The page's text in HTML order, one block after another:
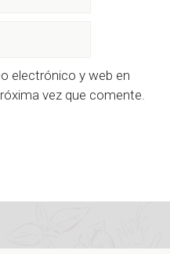
electrónico y web en
vez que comente.